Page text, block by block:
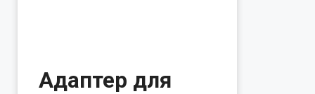
Адаптер для